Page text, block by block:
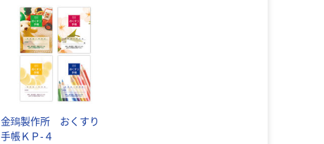
金鵄製作所 おくすり
手帳ＫＰ-４